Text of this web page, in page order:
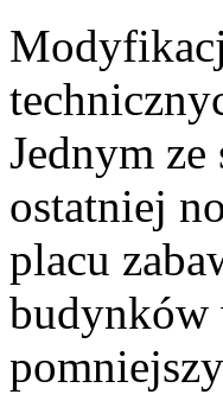
Jednym
ostatniej
placu
budynków